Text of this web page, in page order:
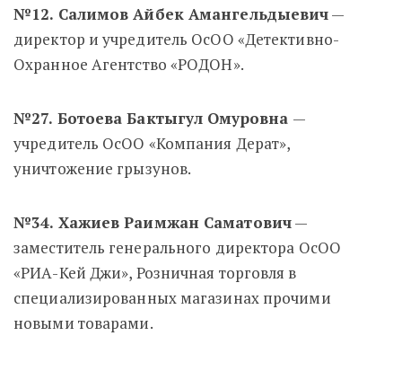
№12. Салимов Айбек Амангельдыевич—
директор и учредитель ОсОО «Детективно-
Охранное Агентство «РОДОН».
№27. Ботоева Бактыгул Омуровна —
учредитель ОсОО «Компания Дерат»,
уничтожение грызунов.
№34. Хажиев Раимжан Саматович—
заместитель генерального директора ОсОО
«РИА-Кей Джи», Розничная торговля в
специализированных магазинах прочими
новыми товарами.